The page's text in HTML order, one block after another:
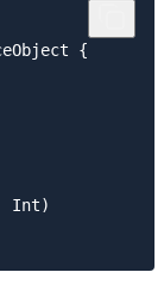
{
Int)